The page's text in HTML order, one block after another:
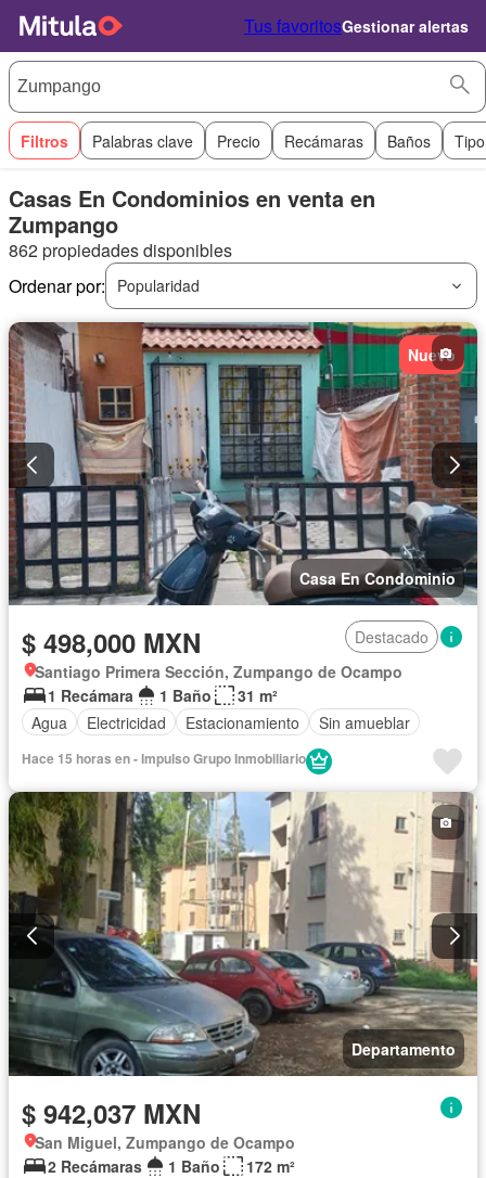
Tus favoritosGestionar alertas
Filtros Palabras clave Precio Recámaras Baños
Casas En Condominios en venta en
Zumpango
862 propiedades disponibles
Ordenar por:
Popularidad
Nuevo
Casa En Condominio
$ 498,000 MXN
Destacado
Santiago Primera Sección, Zumpango de Ocampo
1 Recámara
1 Baño
31 m²
Agua
Electricidad Estacionamiento Sin amueblar
Hace 15 horas en - Impulso Grupo Inmobiliario
Departamento
$ 942,037 MXN
San Miguel, Zumpango de Ocampo
2 Recámaras
1 Baño
172 m²